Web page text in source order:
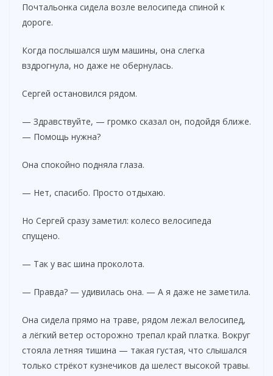
Почтальонка сидела возле велосипеда спиной к
дороге.
Когда послышался шум машины, она слегка
вздрогнула, но даже не обернулась.
Сергей остановился рядом.
— Здравствуйте, — громко сказал он, подойдя ближе.
— Помощь нужна?
Она спокойно подняла глаза.
— Нет, спасибо. Просто отдыхаю.
Но Сергей сразу заметил: колесо велосипеда
спущено.
— Так у вас шина проколота.
— Правда? — удивилась она. — А я даже не заметила.
Она сидела прямо на траве, рядом лежал велосипед,
а лёгкий ветер осторожно трепал край платка. Вокруг
стояла летняя тишина — такая густая, что слышался
только стрёкот кузнечиков да шелест высокой травы.